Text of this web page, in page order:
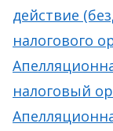
действие
налогового
налоговый